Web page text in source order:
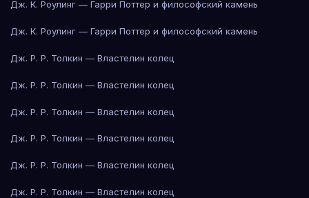
Дж. К. Роулинг — Гарри Поттер и философский камень
Дж. К. Роулинг — Гарри Поттер и философский камень
Дж. Р. Р. Толкин — Властелин колец
Дж. Р. Р. Толкин — Властелин колец
Дж. Р. Р. Толкин — Властелин колец
Дж. Р. Р. Толкин — Властелин колец
Дж. Р. Р. Толкин — Властелин колец
Дж. Р. Р. Толкин — Властелин колец